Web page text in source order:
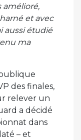
amélioré,
et avec
aussi étudié
ma
des finales,
relever un
a décidé
dans
– et